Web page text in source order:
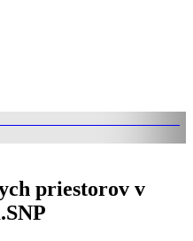
priestorov v